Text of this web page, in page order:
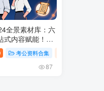
全景素材库：六
式内容赋能！ 笔
素材库：人物·
全方位资源
考公资料合集
87